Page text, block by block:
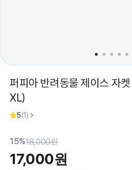
퍼피아 반려동물 제이스 자
XL)
5(1)
15%18,000원
17,000원